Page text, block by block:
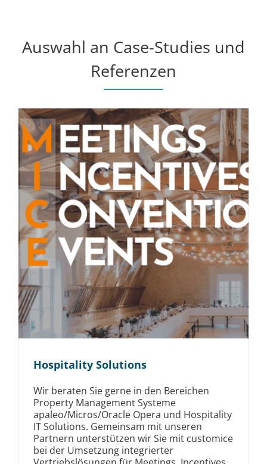
Auswahl an Case-Studies und
Referenzen
Hospitality Solutions
Wir beraten Sie gerne in den Bereichen
Property Management Systeme
apaleo/Micros/Oracle Opera und Hospitality
IT Solutions. Gemeinsam mit unseren
Partnern unterstützen wir Sie mit customice
bei der Umsetzung integrierter